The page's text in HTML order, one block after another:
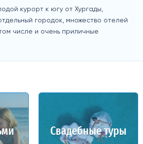
курорт к югу от Хургады,
городок, множество отелей
числе и очень приличные
Свадебные туры